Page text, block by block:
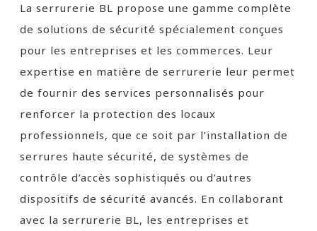
La serrurerie BL propose une gamme complète
de solutions de sécurité spécialement conçues
pour les entreprises et les commerces. Leur
expertise en matière de serrurerie leur permet
de fournir des services personnalisés pour
renforcer la protection des locaux
professionnels, que ce soit par l’installation de
serrures haute sécurité, de systèmes de
contrôle d’accès sophistiqués ou d’autres
dispositifs de sécurité avancés. En collaborant
avec la serrurerie BL, les entreprises et